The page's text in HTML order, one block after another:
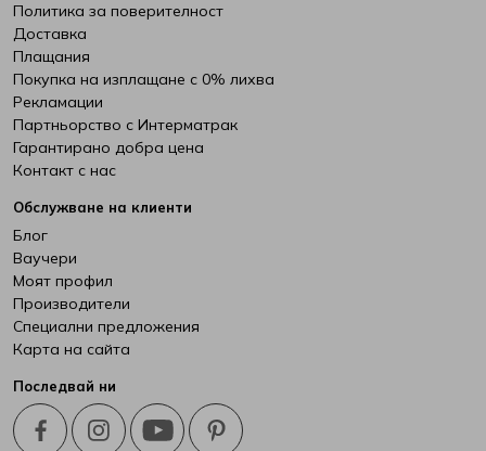
Политика за поверителност
Доставка
Плащания
Покупка на изплащане с 0% лихва
Рекламации
Партньорство с Интерматрак
Гарантирано добра цена
Контакт с нас
Обслужване на клиенти
Блог
Ваучери
Моят профил
Производители
Специални предложения
Карта на сайта
Последвай ни